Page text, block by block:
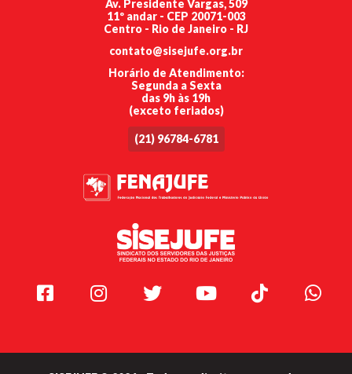
Av. Presidente Vargas, 509
11º andar - CEP 20071-003
Centro - Rio de Janeiro - RJ
contato@sisejufe.org.br
Horário de Atendimento:
Segunda a Sexta
das 9h às 19h
(exceto feriados)
(21) 96784-6781
Facebook Instagram Twitter Youtube TikTok